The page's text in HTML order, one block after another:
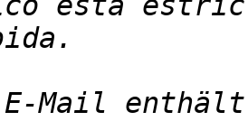
E-Mail